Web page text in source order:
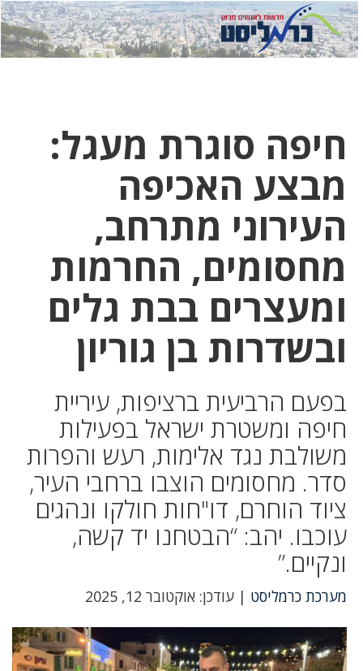
לחץ
כאן
לחץ
כדי
חיפה סוגרת מעגל:
מבצע האכיפה
העירוני מתרחב,
מחסומים, החרמות
ומעצרים בבת גלים
ובשדרות בן גוריון
בפעם הרביעית ברציפות, עיריית
חיפה ומשטרת ישראל בפעילות
משולבת נגד אלימות, רעש והפרות
סדר. מחסומים הוצבו ברחבי העיר,
ציוד הוחרם, דו"חות חולקו ונהגים
עוכבו. יהב: “הבטחנו יד קשה,
ונקיים.”
מערכת כרמליסט | עודכן: אוקטובר 12, 2025